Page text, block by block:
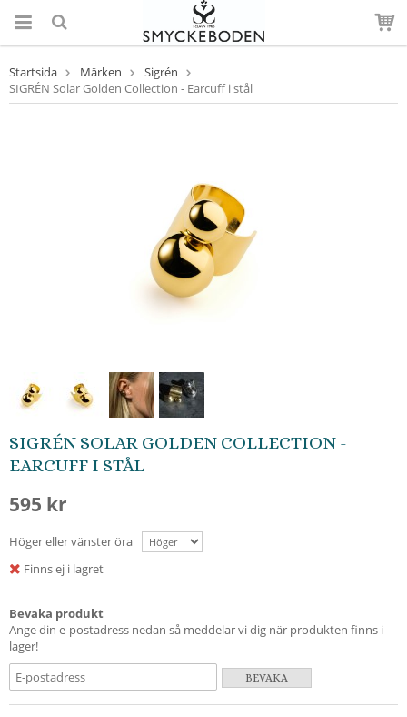
Startsida Märken
Sigrén
SIGRÉN Solar Golden Collection - Earcuff i stål
SIGRÉN SOLAR GOLDEN COLLECTION -
EARCUFF I STÅL
595 kr
Höger eller vänster öra
Finns ej i lagret
Bevaka produkt
Ange din e-postadress nedan så meddelar vi dig när produkten finns i
lager!
BEVAKA